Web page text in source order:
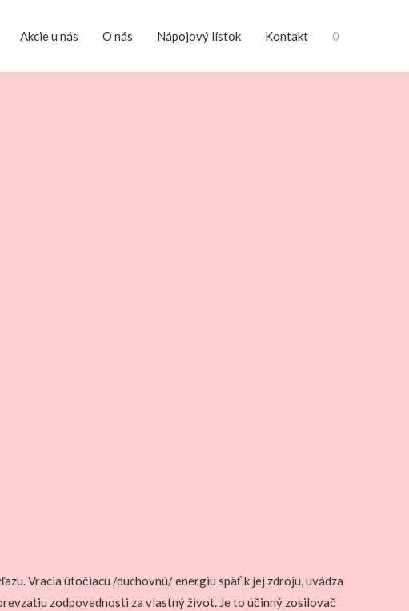
Akcie u nás O nás Nápojový lístok Kontakt 0
Vracia útočiacu /duchovnú/ energiu späť k jej zdroju, uvádza
zodpovednosti za vlastný život. Je to účinný zosilovač